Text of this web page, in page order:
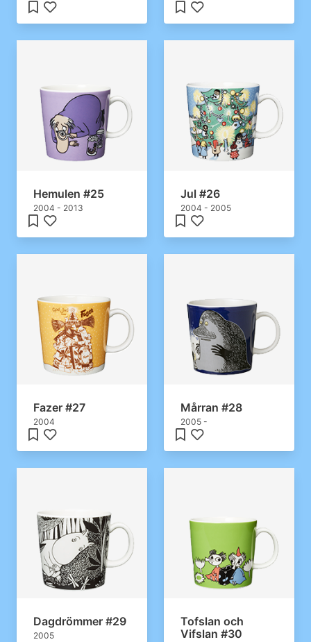
Hemulen #25
2004 - 2013
Jul #26
2004 - 2005
Fazer #27
2004
Mårran #28
2005 -
Dagdrömmer #29
2005
Tofslan och
Vifslan #30